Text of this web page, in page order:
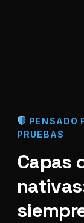
PENSADO
PRUEBAS
Capas